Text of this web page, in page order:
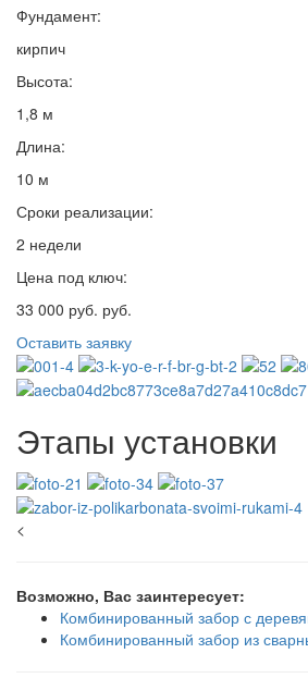
Фундамент:
кирпич
Высота:
1,8 м
Длина:
10 м
Сроки реализации:
2 недели
Цена под ключ:
33 000 руб. руб.
Оставить заявку
Этапы установки
<
Возможно, Вас заинтересует:
Комбинированный забор с
Комбинированный забор из